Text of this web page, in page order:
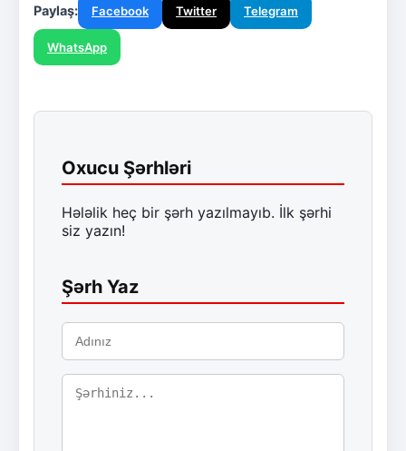
Paylaş: Facebook Twitter Telegram
WhatsApp
Oxucu Şərhləri
Hələlik heç bir şərh yazılmayıb. İlk şərhi
siz yazın!
Şərh Yaz